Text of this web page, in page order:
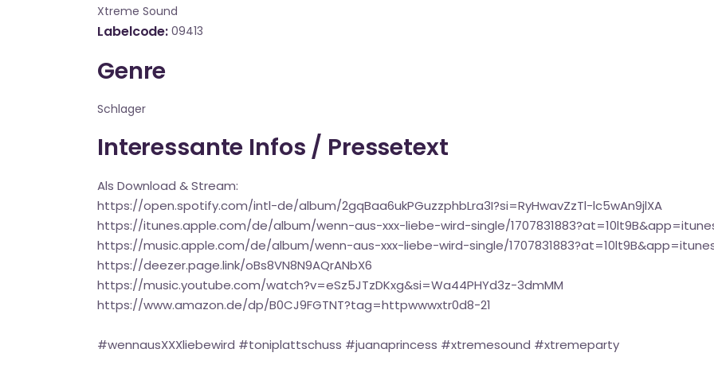
Xtreme Sound
Labelcode 09413
Genre
Schlager
Interessante Infos / Pressetext
Als Download & Stream:
https://open.spotify.com/intl-de/album/2gqBaa6ukPGuzzphbLra3I?si=RyHwavZzTl-lc5wAn9jlXA
https://itunes.apple.com/de/album/wenn-aus-xxx-liebe-wird-single/
https://music.apple.com/de/album/wenn-aus-xxx-liebe-wird-single/
https://deezer.page.link/oBs8VN8N9AQrANbX6
https://music.youtube.com/watch?v=eSz5JTzDKxg&si=Wa44PHYd3z-3dmMM
https://www.amazon.de/dp/B0CJ9FGTNT?tag=httpwwwxtr0d8-21
#wennausXXXliebewird #toniplattschuss #juanaprincess #xtremesound #xtremeparty